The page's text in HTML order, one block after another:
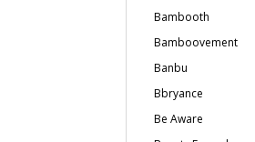
Bambooth
Bamboovement
Banbu
Bbryance
Be Aware